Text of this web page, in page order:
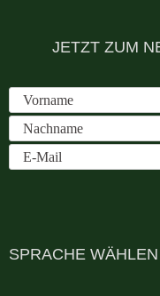
JETZT ZUM
SPRACHE WÄHLEN